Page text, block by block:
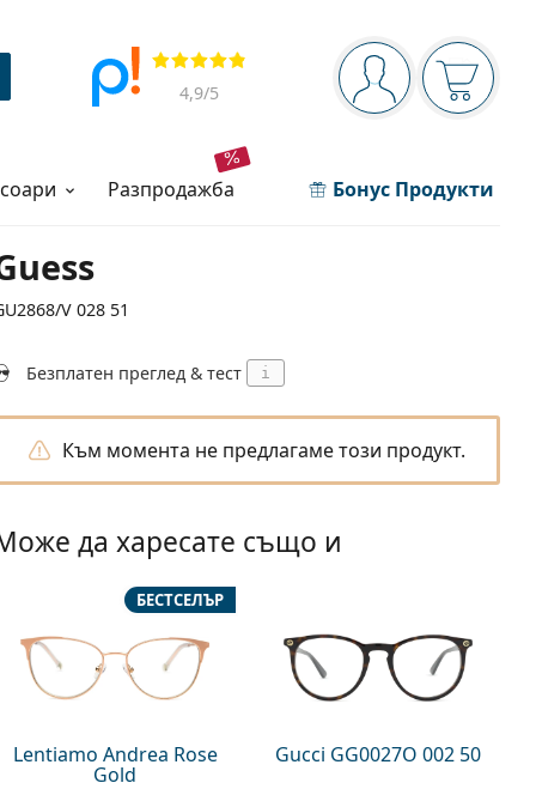
Navigation panel
Вие сте вписани
Прегледи
4,9/5
разпродажба Бонус Продукти
V 028 51
Безплатен преглед & тест i
Към момента не предлагаме този продукт.
да харесате също и
Lentiamo Andrea Rose
Gold
БЕСТСЕЛЪР
Gucci GG0027O 002 50